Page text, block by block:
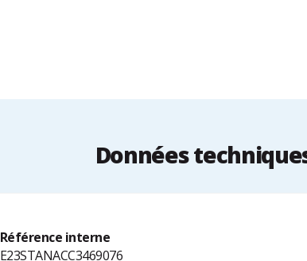
Données
Référence interne
E23STANACC3469076